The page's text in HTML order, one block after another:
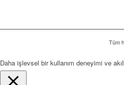
Tüm
Daha işlevsel bir kullanım deneyimi ve